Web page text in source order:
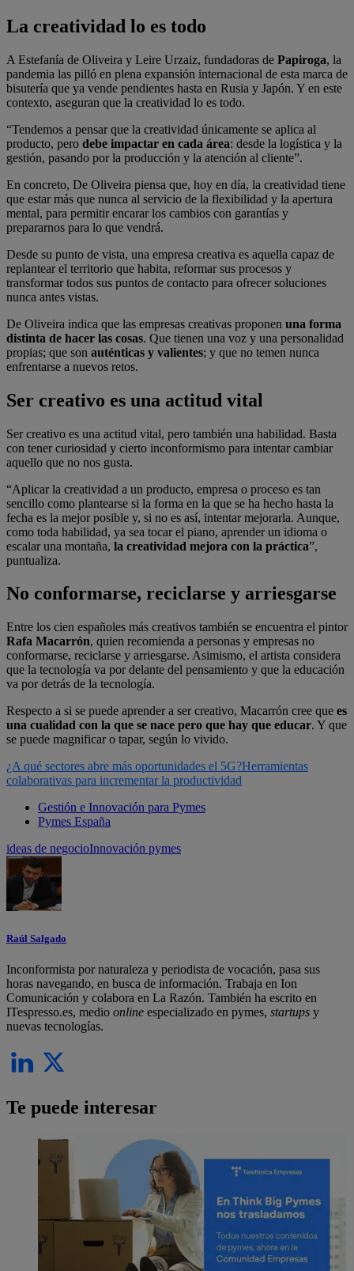
La creatividad lo es todo
A Estefanía de Oliveira y Leire Urzaiz, fundadoras de Papiroga, la
pandemia las pilló en plena expansión internacional de esta marca de
bisutería que ya vende pendientes hasta en Rusia y Japón. Y en este
contexto, aseguran que la creatividad lo es todo.
“Tendemos a pensar que la creatividad únicamente se aplica al
producto, pero debe impactar en cada área: desde la logística y la
gestión, pasando por la producción y la atención al cliente”.
En concreto, De Oliveira piensa que, hoy en día, la creatividad tiene
que estar más que nunca al servicio de la flexibilidad y la apertura
mental, para permitir encarar los cambios con garantías y
prepararnos para lo que vendrá.
Desde su punto de vista, una empresa creativa es aquella capaz de
replantear el territorio que habita, reformar sus procesos y
transformar todos sus puntos de contacto para ofrecer soluciones
nunca antes vistas.
De Oliveira indica que las empresas creativas proponen una forma
distinta de hacer las cosas. Que tienen una voz y una personalidad
propias; que son auténticas y valientes; y que no temen nunca
enfrentarse a nuevos retos.
Ser creativo es una actitud vital
Ser creativo es una actitud vital, pero también una habilidad. Basta
con tener curiosidad y cierto inconformismo para intentar cambiar
aquello que no nos gusta.
“Aplicar la creatividad a un producto, empresa o proceso es tan
sencillo como plantearse si la forma en la que se ha hecho hasta la
fecha es la mejor posible y, si no es así, intentar mejorarla. Aunque,
como toda habilidad, ya sea tocar el piano, aprender un idioma o
escalar una montaña, la creatividad mejora con la práctica”,
puntualiza.
No conformarse, reciclarse y arriesgarse
Entre los cien españoles más creativos también se encuentra el pintor
Rafa Macarrón, quien recomienda a personas y empresas no
conformarse, reciclarse y arriesgarse. Asimismo, el artista considera
que la tecnología va por delante del pensamiento y que la educación
va por detrás de la tecnología.
Respecto a si se puede aprender a ser creativo, Macarrón cree que es
una cualidad con la que se nace pero que hay que educar. Y que
se puede magnificar o tapar, según lo vivido.
¿A qué sectores abre más oportunidades el 5G?Herramientas
colaborativas para incrementar la productividad
Gestión e Innovación para Pymes
Pymes España
ideas de negocioInnovación pymes
Raúl Salgado
Inconformista por naturaleza y periodista de vocación, pasa sus
horas navegando, en busca de información. Trabaja en Ion
Comunicación y colabora en La Razón. También ha escrito en
ITespresso.es, medio online especializado en pymes, startups y
nuevas tecnologías.
Te puede interesar